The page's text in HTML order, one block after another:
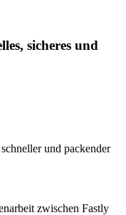
sicheres und
und packender
zwischen Fastly